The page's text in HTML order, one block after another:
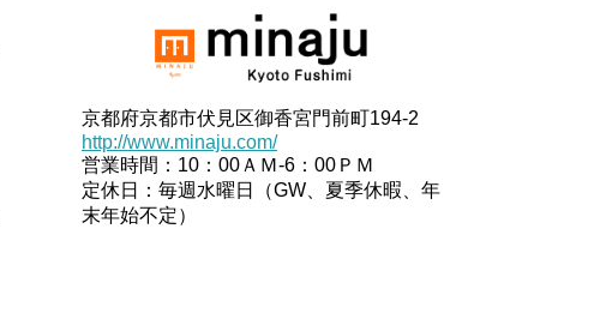
京都府京都市伏見区御香宮門前町194-2
http://www.minaju.com/
営業時間：10：00ＡＭ-6：00ＰＭ
定休日：毎週水曜日（GW、夏季休暇、年
末年始不定）